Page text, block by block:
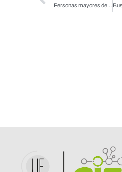
Personas mayores del Maule participarán en Diálogos Ciudadanos en el marco del proceso Constitucional